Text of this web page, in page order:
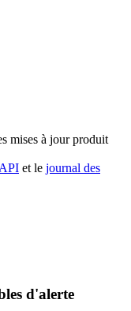
mises à jour produit
et le journal des
d'alerte